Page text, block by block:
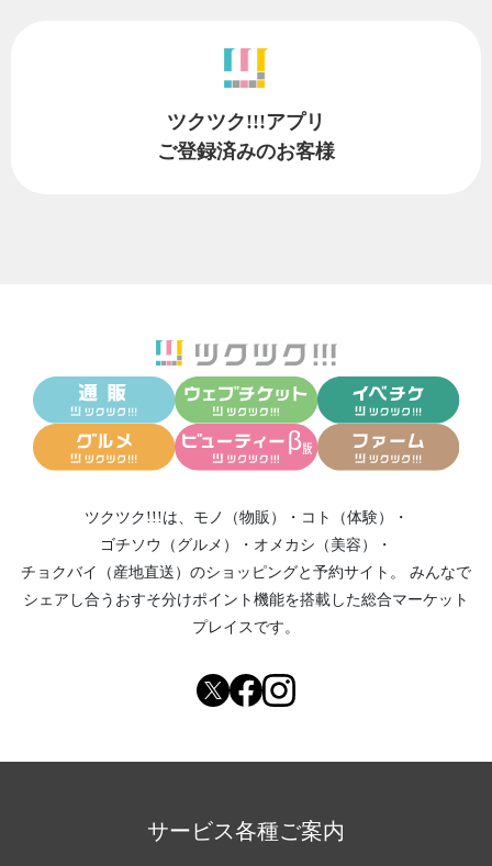
ツクツク!!!アプリ
ご登録済みのお客様
ツクツク!!!は、 モノ（物販） ・ コト（体験）
・
ゴチソウ（グルメ）
・ オメカシ（美容）
・
チョクバイ（産地直送） のショッピングと予約サイト。
みんなで
シェアし合う おすそ分けポイント機能を搭載した総合マーケット
プレイスです。
サービス各種ご案内